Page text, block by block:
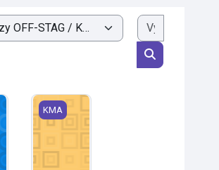
Vyhledat
kombinované studium
MA2-M pro kombinované studium
KMA